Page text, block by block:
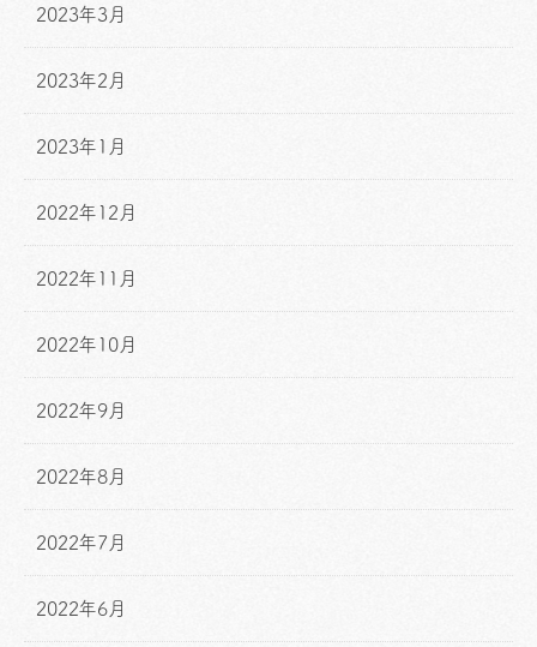
2023年3月
2023年2月
2023年1月
2022年12月
2022年11月
2022年10月
2022年9月
2022年8月
2022年7月
2022年6月